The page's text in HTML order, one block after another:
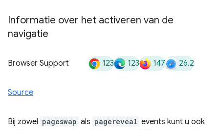
Informatie over het activeren van de
navigatie
Browser Support 123 123 147 26.2
Source
Bij zowel pageswap als pagereveal events kunt u ook